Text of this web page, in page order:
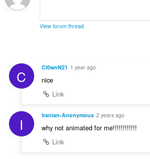
View forum thread
C Cl0wnN21 1 year ago
nice
Link
I Iranian-Anonymous 2 years ago
why not animated for me!!!!!!!!!!!!
Link